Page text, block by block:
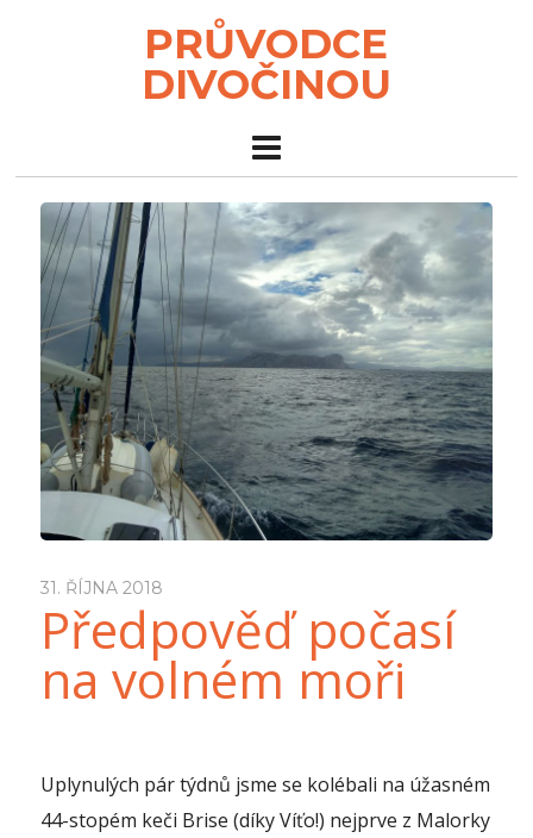
PRŮVODCE
DIVOČINOU
31. ŘÍJNA 2018
Předpověď počasí
na volném moři
Uplynulých pár týdnů jsme se kolébali na úžasném
44-stopém keči Brise (díky Víťo!) nejprve z Malorky